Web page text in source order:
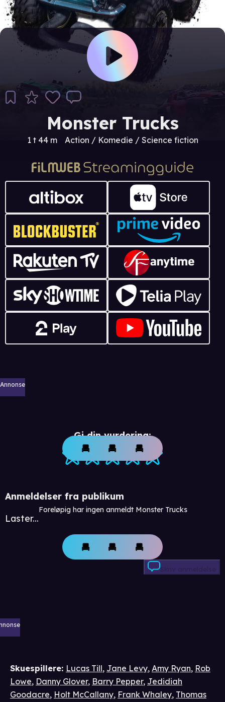
Monster Trucks
1 t 44 m Action / Komedie / Science fiction
Annonse
Gi din vurdering:
Anmeldelser fra publikum
Laster...
Foreløpig har ingen anmeldt Monster Trucks
Skriv anmeldelse
Skuespillere: Lucas Till, Jane Levy, Amy Ryan, Rob
Lowe, Danny Glover, Barry Pepper, Jedidiah
Goodacre, Holt McCallany, Frank Whaley, Thomas